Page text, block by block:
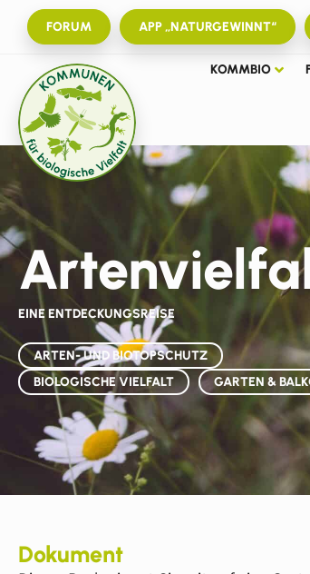
FORUM APP „NATURGEWINNT“
KOMMBIO
EINE ENTDECKUNGSREISE
ARTEN- UND BIOTOPSCHUTZ
BIOLOGISCHE VIELFALT
GARTEN &
Dokument